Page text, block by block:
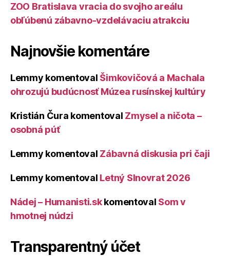
ZOO Bratislava vracia do svojho areálu
obľúbenú zábavno-vzdelávaciu atrakciu
Najnovšie komentáre
Lemmy komentoval Šimkovičová a Machala
ohrozujú budúcnosť Múzea rusínskej kultúry
Kristián Čura komentoval Zmysel a ničota –
osobná púť
Lemmy komentoval Zábavná diskusia pri čaji
Lemmy komentoval Letný Slnovrat 2026
Nádej – Humanisti.skkomentoval Som v
hmotnej núdzi
Transparentný účet